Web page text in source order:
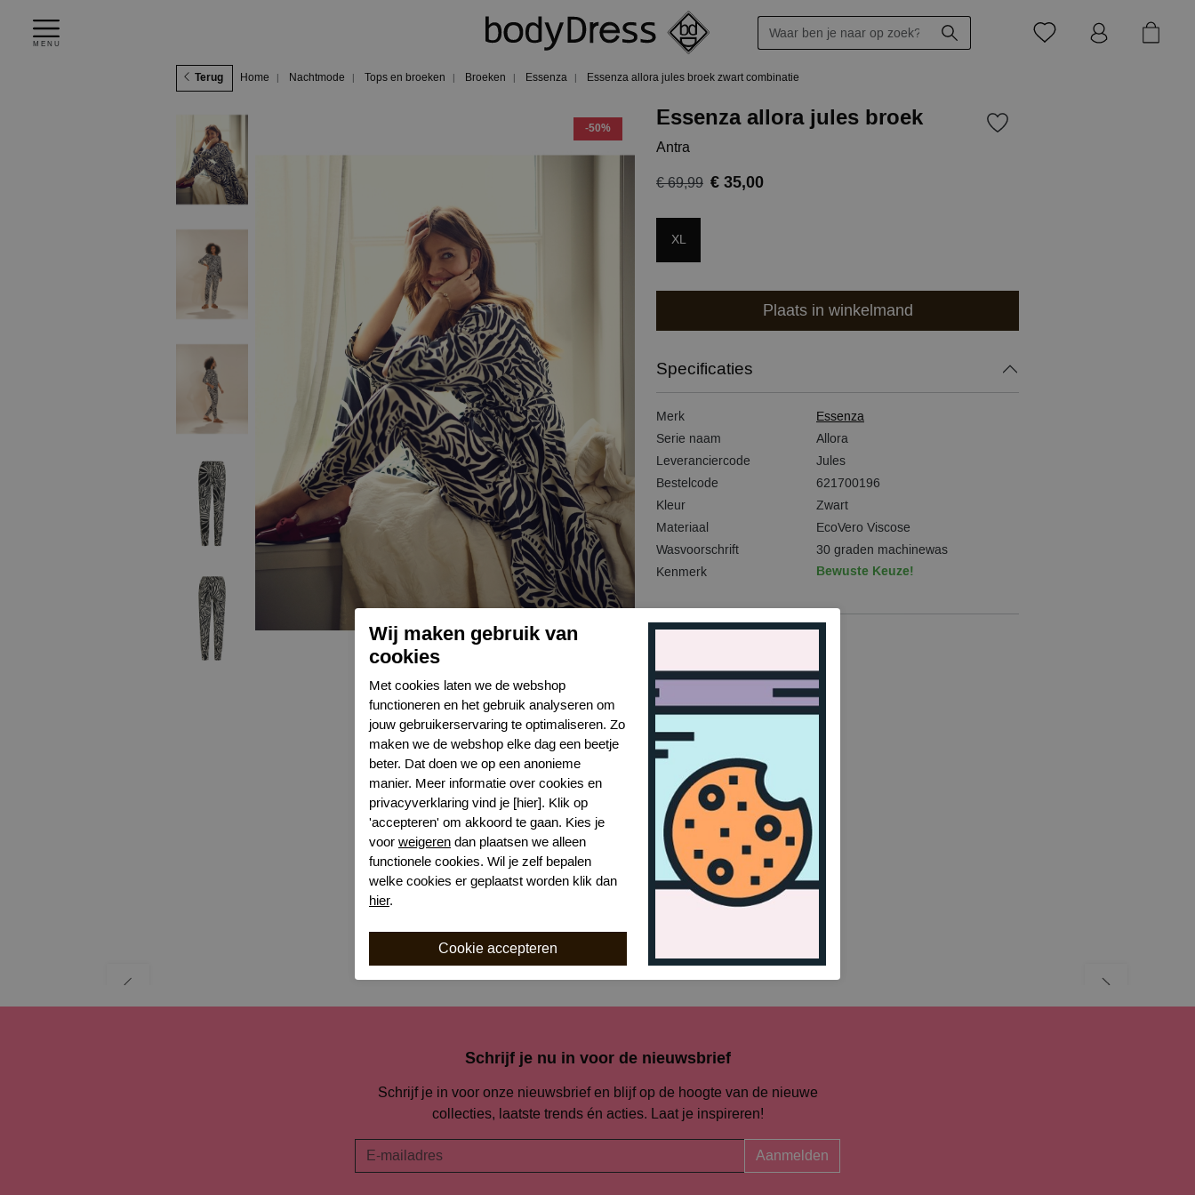
MENU
Terug Home Nachtmode Tops en broeken Broeken Essenza Essenza allora jules broek zwart combinatie
-50% Essenza allora jules broek
Antra
€ 69,99 € 35,00
XL
Plaats in winkelmand
Specificaties
Merk
Essenza
Serie naam
Allora
Leveranciercode
Jules
Bestelcode
621700196
Kleur
Zwart
Materiaal
EcoVero Viscose
Wasvoorschrift
30 graden machinewas
Kenmerk
Bewuste Keuze!
Toon alles van Essenza
Naar alle tops en broeken
Essenza
Schrijf je nu in voor de nieuwsbrief
Schrijf je in voor onze nieuwsbrief en blijf op de hoogte van de nieuwe
collecties, laatste trends én acties. Laat je inspireren!
Aanmelden
Wij maken gebruik van
cookies
Met cookies laten we de webshop
functioneren en het gebruik analyseren om
jouw gebruikerservaring te optimaliseren. Zo
maken we de webshop elke dag een beetje
beter. Dat doen we op een anonieme
manier. Meer informatie over cookies en
privacyverklaring vind je [hier]. Klik op
'accepteren' om akkoord te gaan. Kies je
voor weigeren dan plaatsen we alleen
functionele cookies. Wil je zelf bepalen
welke cookies er geplaatst worden klik dan
hier.